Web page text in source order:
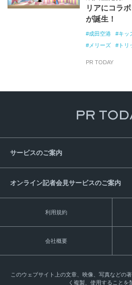
リアにコラ
が誕生！
成田空港 キッ
メリーズ
トリ
PR TODAY
サービスのご案内
オンライン記者会見サービスのご案内
利用規約
会社概要
このウェブサイト上の文章、映像、写真などの
く複製、使用することを